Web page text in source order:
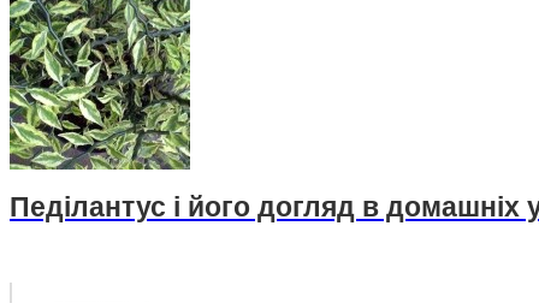
Педілантус і його догляд в домашніх